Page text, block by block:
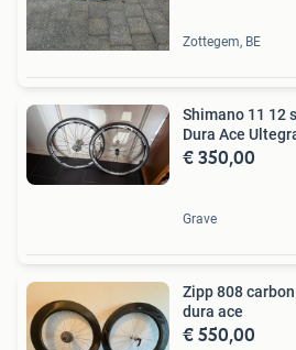
Zottegem, BE
Shimano 11 12
Dura Ace
€ 350,00
Grave
Zipp 808
dura ace
€ 550,00